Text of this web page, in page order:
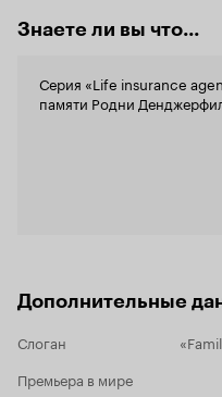
Знаете ли вы что...
Серия «Life insurance
памяти Родни
Дополнительные
Слоган
Премьера в мире